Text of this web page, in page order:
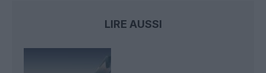
LIRE AUSSI